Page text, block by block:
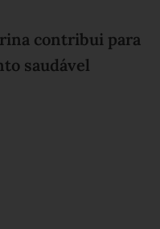
contribui para
saudável